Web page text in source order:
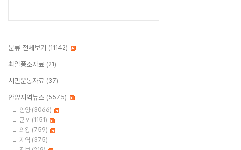
분류 전체보기 (11142)
최알퐁소자료 (21)
시민운동자료 (37)
안양지역뉴스 (5575)
안양 (3066)
군포 (1151)
의왕 (759)
지역 (375)